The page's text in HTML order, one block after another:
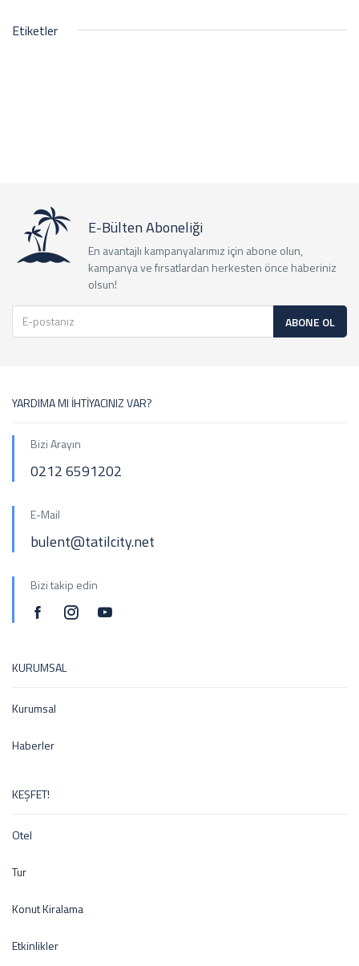
Etiketler
E-Bülten Aboneliği
En avantajlı kampanyalarımız için abone olun,
kampanya ve fırsatlardan herkesten önce haberiniz
olsun!
ABONE OL
YARDIMA MI İHTİYACINIZ VAR?
Bizi Arayın
0212 6591202
E-Mail
bulent@tatilcity.net
Bizi takip edin
KURUMSAL
Kurumsal
Haberler
KEŞFET!
Otel
Tur
Konut Kiralama
Etkinlikler